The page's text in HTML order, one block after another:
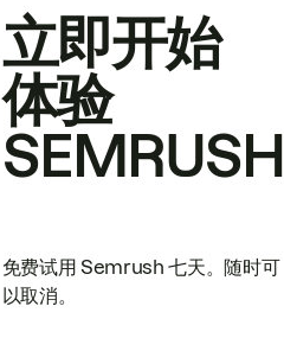
立即开始
体验
SEMRUSH
免费试用 Semrush 七天。随时可
以取消。